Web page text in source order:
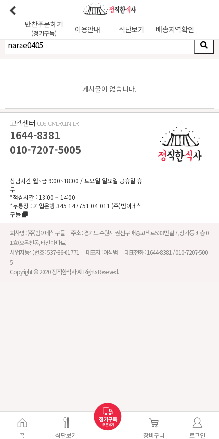
반찬주문하기
(정기구독) 이용안내 식단보기 배송지역확인
이용안내 배송가능지역
배송시간
기업은행 345-138974-01-026
유진혁(정직한식사)
상세검색
게시물이 없습니다.
고객센터 CUSTOMER CENTER
1644-8381
010-7207-5005
상담시간 월~금 9:00~18:00 / 토요일 일요일 공휴일 휴
무
*점심시간 : 13:00 ~ 14:00
*무통장 :기업은행 345-147751-04-011 (주)범이네식
구들
회사명 :(주)범이네식구들 주소 :경기도 수원시 권선구 매송고색로533번길 7, 상가동 비층 0
1호(오목천동, 태산아파트)
사업자등록번호 :537-86-01771 대표자 :이석범 대표전화 :1644-8381 / 010-7207-500
5
Copyright © 2020 정직한식사 All Rights Reserved.
홈 식단보기 장바구니 로그인